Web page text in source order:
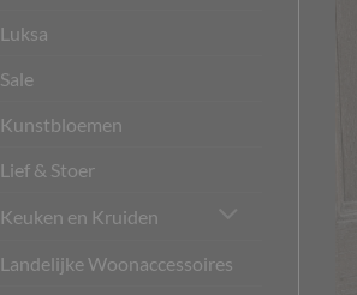
Luksa
Sale
Kunstbloemen
Lief & Stoer
Keuken en Kruiden
Landelijke Woonaccessoires